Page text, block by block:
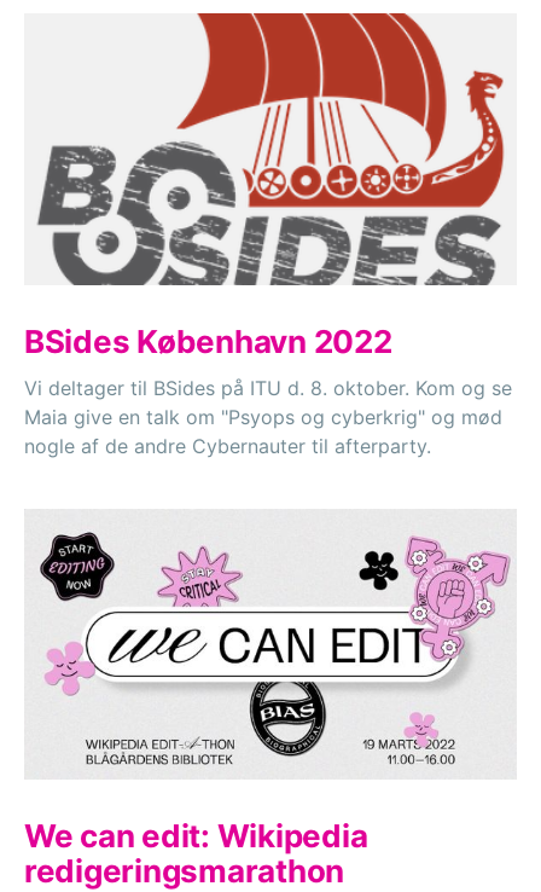
BSides København 2022
Vi deltager til BSides på ITU d. 8. oktober. Kom og se
Maia give en talk om "Psyops og cyberkrig" og mød
nogle af de andre Cybernauter til afterparty.
We can edit: Wikipedia
redigeringsmarathon